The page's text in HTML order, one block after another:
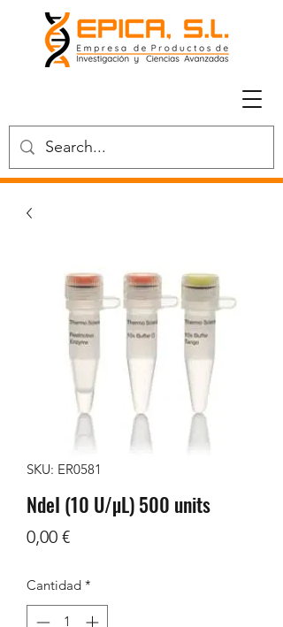
SKU: ER0581
NdeI (10 U/µL) 500 units
0,00 €Precio
Cantidad *